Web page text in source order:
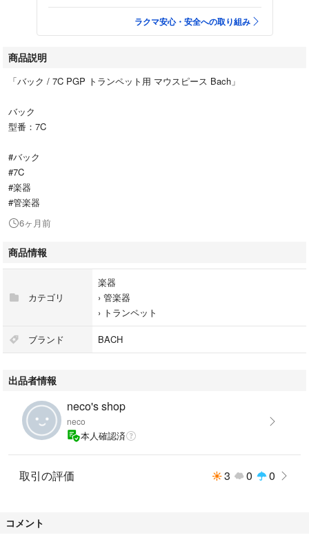
ラクマ安心・安全への取り組み
商品説明
「バック / 7C PGP トランペット用 マウスピース Bach」
バック
型番：7C
#バック
#7C
#楽器
#管楽器
6ヶ月前
商品情報
カテゴリ
楽器
› 管楽器
› トランペット
ブランド BACH
出品者情報
neco's shop
neco
本人確認済
取引の評価 3 0 0
コメント